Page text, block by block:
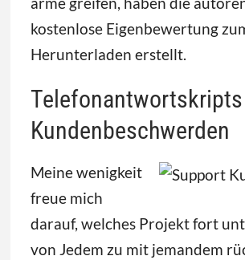
kostenlose Eigenbewertung
Herunterladen erstellt.
Kundenbeschwerden
Meine wenigkeit
freue mich
darauf, welches Projekt fort
von Jedem zu mit jemandem